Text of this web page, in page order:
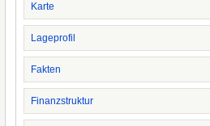
Karte
Lageprofil
Fakten
Finanzstruktur